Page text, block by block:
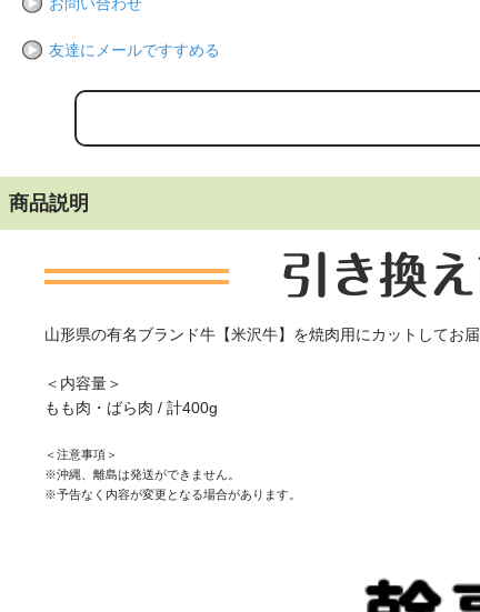
友達にメールですすめる
商品説明
山形県の有名ブランド牛【米沢牛】を焼肉用にカットしてお届
＜内容量＞
もも肉・ばら肉 / 計400g
＜注意事項＞
※沖縄、離島は発送ができません。
※予告なく内容が変更となる場合があります。